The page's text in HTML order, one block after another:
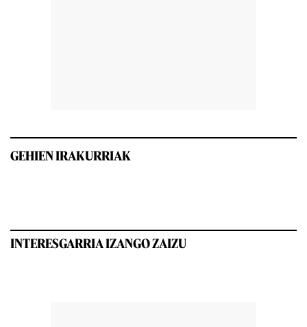
GEHIEN IRAKURRIAK
INTERESGARRIA IZANGO ZAIZU